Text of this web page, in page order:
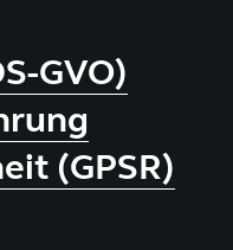
GVO)
(GPSR)